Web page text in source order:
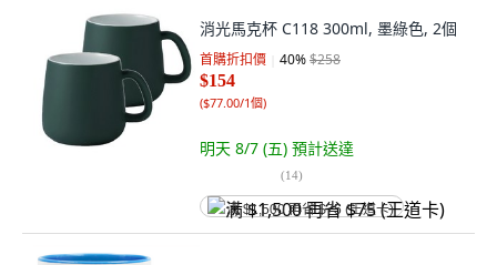
消光馬克杯 C118 300ml, 墨綠色, 2個
首購折扣價 40%$258
$154
($77.00/1個)
明天 8/7 (五) 預計送達
(14)
满 $1,500 再省 $75 (王道卡)